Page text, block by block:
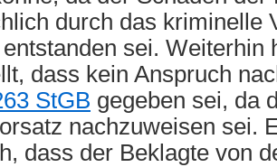
durch das kriminelle
sei. Weiterhin
dass kein Anspruch
StGB gegeben sei, da
nachzuweisen sei.
dass der Beklagte von